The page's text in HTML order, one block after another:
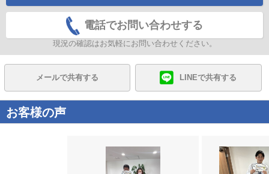
電話でお問い合わせする
現況の確認はお気軽にお問い合わせください。
メールで共有する LINEで共有する
お客様の声